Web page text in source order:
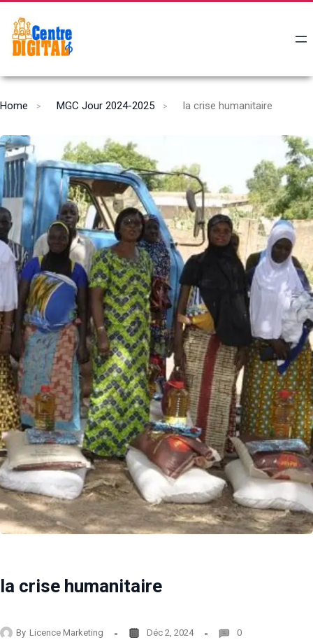
Home MGC Jour 2024-2025 la crise humanitaire
la crise humanitaire
By Licence Marketing Déc 2, 2024 0